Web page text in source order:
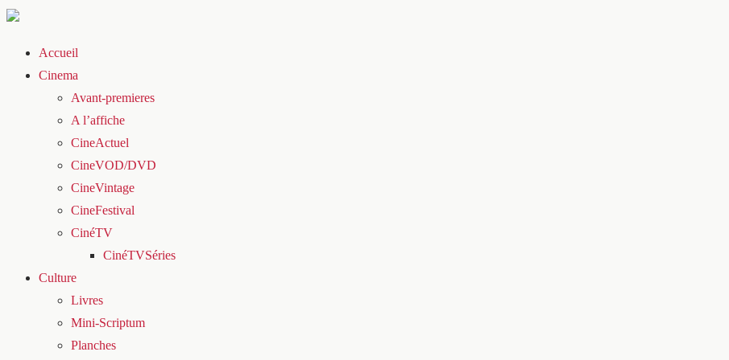
Accueil
Cinema
Avant-premieres
A l’affiche
CineActuel
CineVOD/DVD
CineVintage
CineFestival
CinéTV
CinéTVSéries
Culture
Livres
Mini-Scriptum
Planches